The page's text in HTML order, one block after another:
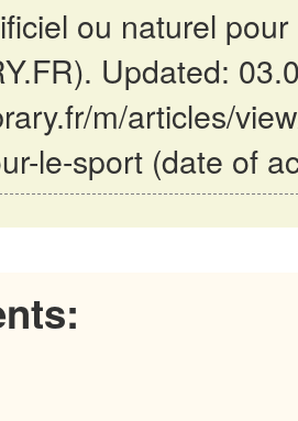
ou naturel
Updated:
m/articles/
le-sport (date of